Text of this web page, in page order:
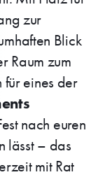
zur
Blick
Raum zum
eines der
nach euren
lässt – das
mit Rat